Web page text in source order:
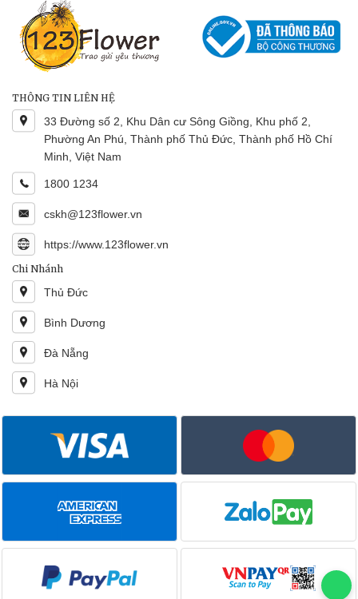
THÔNG TIN LIÊN HỆ
33 Đường số 2, Khu Dân cư Sông Giồng, Khu phố 2,
Phường An Phú, Thành phố Thủ Đức, Thành phố Hồ Chí
Minh, Việt Nam
1800 1234
cskh@123flower.vn
https://www.123flower.vn
Chi Nhánh
Thủ Đức
Bình Dương
Đà Nẵng
Hà Nội